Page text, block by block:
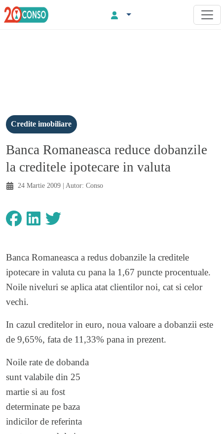
Credite imobiliare
Banca Romaneasca reduce dobanzile
la creditele ipotecare in valuta
24 Martie 2009 | Autor: Conso
Banca Romaneasca a redus dobanzile la creditele
ipotecare in valuta cu pana la 1,67 puncte procentuale.
Noile niveluri se aplica atat clientilor noi, cat si celor
vechi.
In cazul creditelor in euro, noua valoare a dobanzii este
de 9,65%, fata de 11,33% pana in prezent.
Noile rate de dobanda
sunt valabile din 25
martie si au fost
determinate pe baza
indicilor de referinta